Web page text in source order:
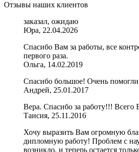
Отзывы наших клиентов
заказал, ожидаю
Юра, 22.04.2026
Спасибо Вам за работы, все
первого раза.
Ольга, 14.02.2019
Спасибо большое! Очень
Андрей, 25.01.2017
Вера. Спасибо за работу!!! Всего
Таисия, 25.11.2016
Хочу выразить Вам огромную
дипломную работу! Проблем с
возникло, и теперь остается